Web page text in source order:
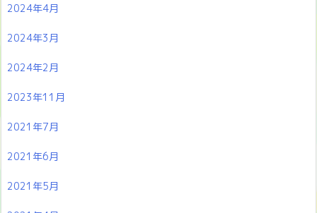
2024年4月
2024年3月
2024年2月
2023年11月
2021年7月
2021年6月
2021年5月